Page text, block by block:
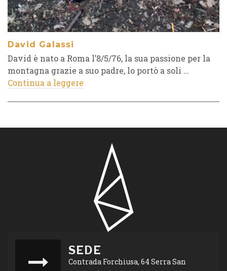
David Galassi
David è nato a Roma l’8/5/76, la sua passione per la
montagna grazie a suo padre, lo portò a soli …
Continua a leggere
SEDE
Contrada Forchiusa, 64 Serra San